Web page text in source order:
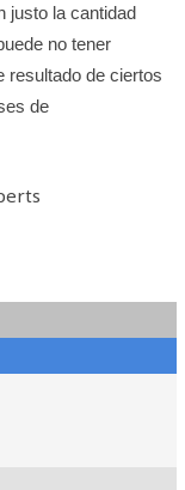
justo la cantidad
no tener
resultado de ciertos
de